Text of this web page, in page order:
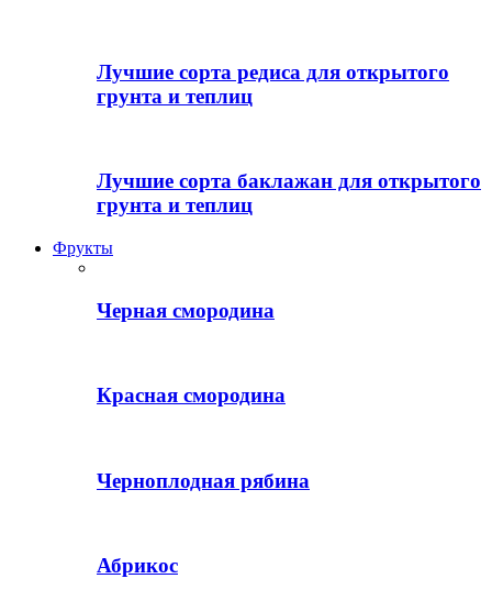
Лучшие сорта редиса для открытого
грунта и теплиц
Лучшие сорта баклажан для открытого
грунта и теплиц
Фрукты
Черная смородина
Красная смородина
Черноплодная рябина
Абрикос